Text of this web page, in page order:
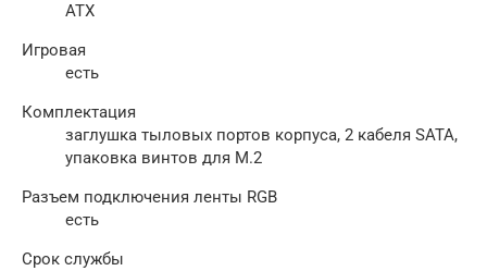
ATX
Игровая
есть
Комплектация
заглушка тыловых портов корпуса, 2 кабеля SATA,
упаковка винтов для M.2
Разъем подключения ленты RGB
есть
Срок службы